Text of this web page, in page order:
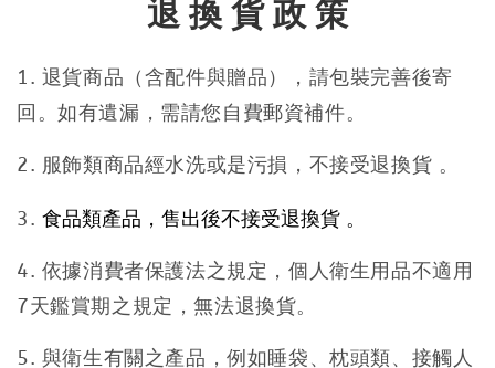
退 換 貨 政 策
1. 退貨商品（含配件與贈品），請包裝完善後寄
回。如有遺漏，需請您自費郵資補件。
2. 服飾類商品經水洗或是污損，不接受退換貨 。
3. 食品類產品，售出後不接受退換貨 。
4. 依據消費者保護法之規定，個人衛生用品不適用
7天鑑賞期之規定，無法退換貨。
5. 與衛生有關之產品，例如睡袋、枕頭類、接觸人